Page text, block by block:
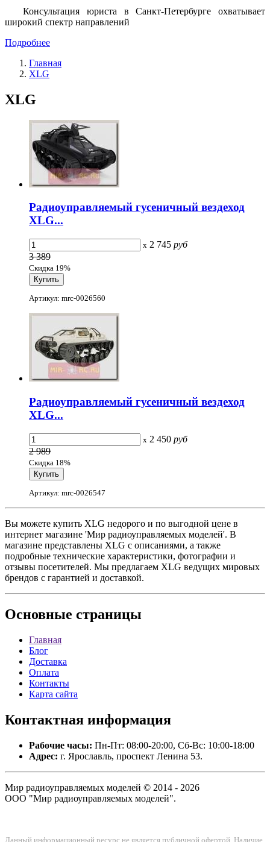
Консультация юриста в Санкт-Петербурге охватывает
широкий спектр направлений
Подробнее
Главная
XLG
XLG
Радиоуправляемый гусеничный вездеход
XLG...
x 2 745 руб
3 389
Скидка 19%
Артикул: mrc-0026560
Радиоуправляемый гусеничный вездеход
XLG...
x 2 450 руб
2 989
Скидка 18%
Артикул: mrc-0026547
Вы можете купить XLG недорого и по выгодной цене в
интернет магазине 'Мир радиоуправляемых моделей'. В
магазине представлены XLG с описаниями, а также
подробные технические характеристики, фотографии и
отзывы посетителей. Мы предлагаем XLG ведущих мировых
брендов с гарантией и доставкой.
Основные страницы
Главная
Блог
Доставка
Оплата
Контакты
Карта сайта
Контактная информация
Рабочие часы: Пн-Пт: 08:00-20:00, Сб-Вс: 10:00-18:00
Адрес: г. Ярославль, проспект Ленина 53.
Мир радиоуправляемых моделей © 2014 - 2026
ООО "Мир радиоуправляемых моделей".
Данный информационный ресурс не является публичной офертой. Наличие